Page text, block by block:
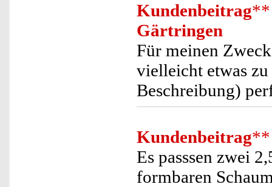
Kundenbeitrag**
Gärtringen
Für meinen
vielleicht etwas
Beschreibung)
Kundenbeitrag**
Es passsen zwei
formbaren